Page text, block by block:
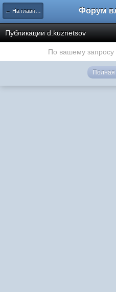
← На главную
Публикации d.kuznetsov
По вашему запросу
Полная